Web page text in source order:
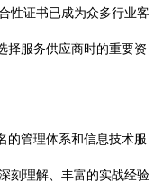
性证书已成为众多行业客
择服务供应商时的重要资
的管理体系和信息技术服
刻理解、丰富的实战经验